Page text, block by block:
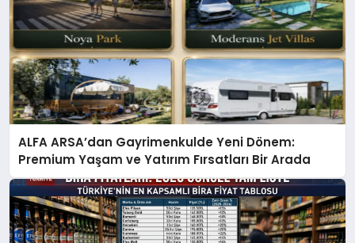
ALFA ARSA’dan Gayrimenkulde Yeni Dönem:
Premium Yaşam ve Yatırım Fırsatları Bir Arada